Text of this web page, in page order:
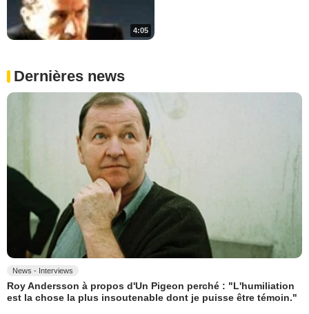
4:05
Dernières news
News - Interviews
Roy Andersson à propos d'Un Pigeon perché : "L'humiliation
est la chose la plus insoutenable dont je puisse être témoin."